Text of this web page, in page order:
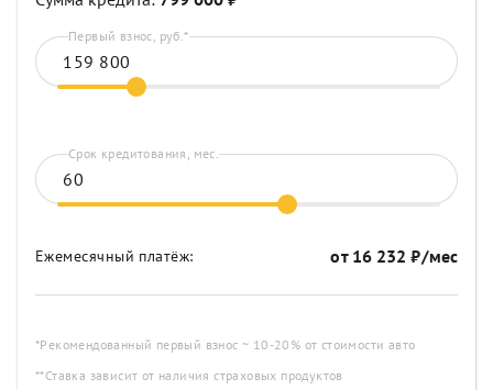
Первый взнос, руб.*
Срок кредитования, мес.
Ежемесячный платёж: от 16 232 ₽/мес
*Рекомендованный первый взнос ~ 10-20% от стоимости авто
**Ставка зависит от наличия страховых продуктов